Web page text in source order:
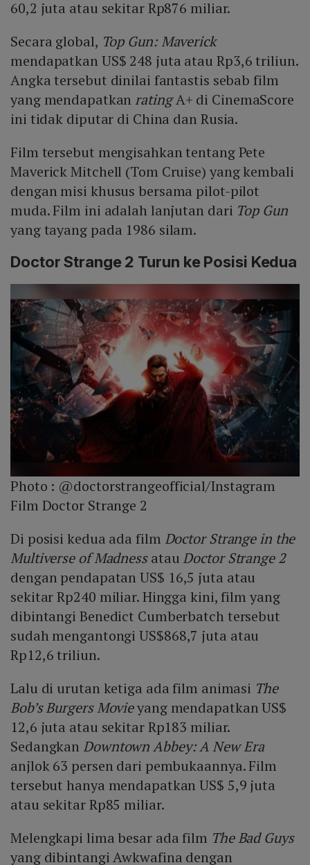
60,2 juta atau sekitar Rp876 miliar.
Secara global, Top Gun: Maverick
mendapatkan US$ 248 juta atau Rp3,6 triliun.
Angka tersebut dinilai fantastis sebab film
yang mendapatkan ratingA+ di CinemaScore
ini tidak diputar di China dan Rusia.
Film tersebut mengisahkan tentang Pete
Maverick Mitchell (Tom Cruise) yang kembali
dengan misi khusus bersama pilot-pilot
muda. Film ini adalah lanjutan dari Top Gun
yang tayang pada 1986 silam.
Doctor Strange 2 Turun ke Posisi Kedua
Photo : @doctorstrangeofficial/Instagram
Film Doctor Strange 2
Di posisi kedua ada film Doctor Strange in the
Multiverse of Madnessatau Doctor Strange 2
dengan pendapatan US$ 16,5 juta atau
sekitar Rp240 miliar. Hingga kini, film yang
dibintangi Benedict Cumberbatch tersebut
sudah mengantongi US$868,7 juta atau
Rp12,6 triliun.
Lalu di urutan ketiga ada film animasi The
Bob’s Burgers Movieyang mendapatkan US$
12,6 juta atau sekitar Rp183 miliar.
Sedangkan Downtown Abbey: A New Era
anjlok 63 persen dari pembukaannya. Film
tersebut hanya mendapatkan US$ 5,9 juta
atau sekitar Rp85 miliar.
Melengkapi lima besar ada film The Bad Guys
yang dibintangi Awkwafina dengan